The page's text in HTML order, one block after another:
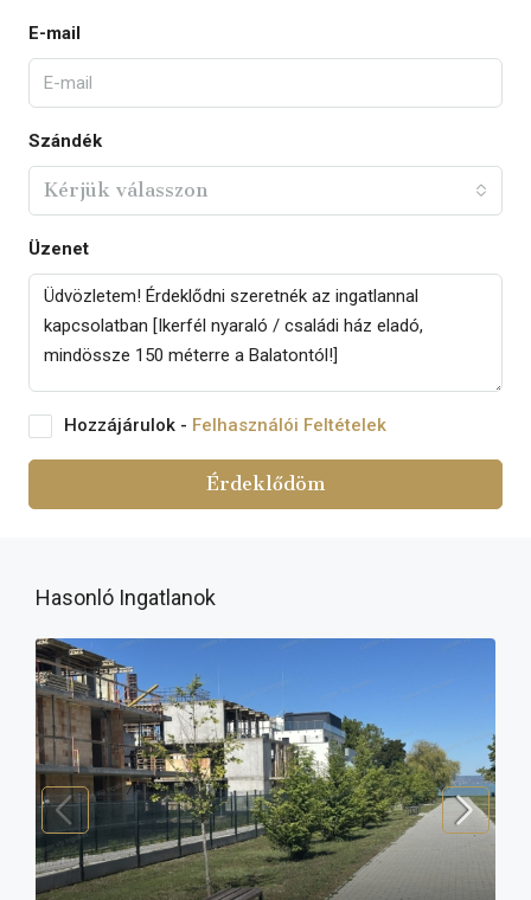
E-mail
Szándék
Kérjük válasszon
Üzenet
Hozzájárulok - Felhasználói Feltételek
Érdeklődöm
Hasonló Ingatlanok